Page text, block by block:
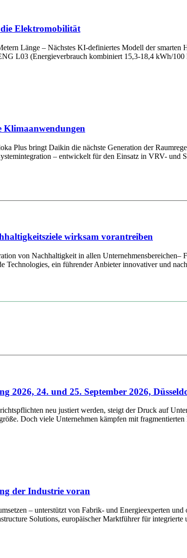
Elektromobilität
Länge – Nächstes KI-definiertes Modell der
L03 (Energieverbrauch kombiniert 15,3-18,4 kWh/
Klimaanwendungen
Plus bringt Daikin die nächste Generation der
– entwickelt für den Einsatz in VRV-
wirksam vorantreiben
von Nachhaltigkeit in allen
ein führender Anbieter innovativer und
2026, 24. und 25. September 2026,
neu justiert werden, steigt der Druck auf
Doch viele Unternehmen kämpfen mit
der Industrie voran
– unterstützt von Fabrik- und Energieexperten
Solutions, europäischer Marktführer für integrierte